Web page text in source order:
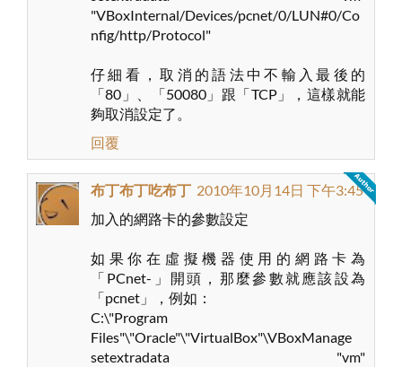
"VBoxInternal/Devices/pcnet/0/LUN#0/Co
nfig/http/Protocol"
仔細看，取消的語法中不輸入最後的
「80」、「50080」跟「TCP」，這樣就能
夠取消設定了。
回覆
布丁布丁吃布丁 2010年10月14日 下午3:45
加入的網路卡的參數設定
如果你在虛擬機器使用的網路卡為
「PCnet-」開頭，那麼參數就應該設為
「pcnet」，例如：
C:\"Program
Files"\"Oracle"\"VirtualBox"\VBoxManage
setextradata "vm"